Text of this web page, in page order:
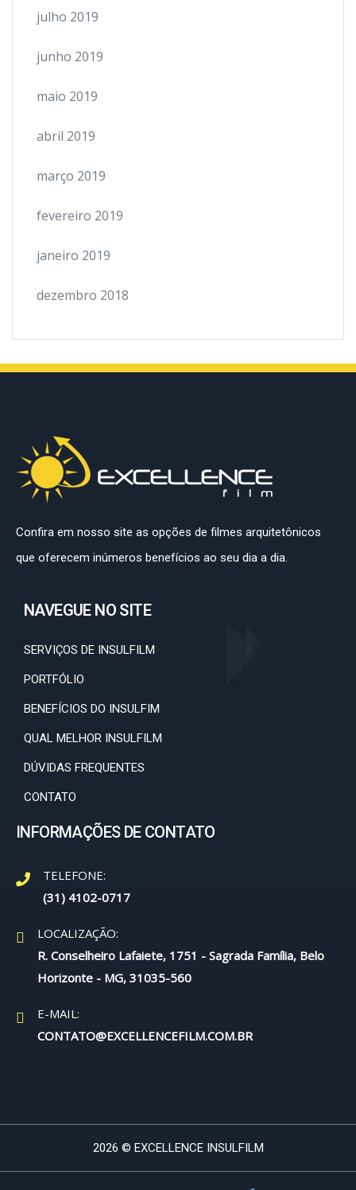
julho 2019
junho 2019
maio 2019
abril 2019
março 2019
fevereiro 2019
janeiro 2019
dezembro 2018
Confira em nosso site as opções de filmes arquitetônicos
que oferecem inúmeros benefícios ao seu dia a dia.
NAVEGUE NO SITE
SERVIÇOS DE INSULFILM
PORTFÓLIO
BENEFÍCIOS DO INSULFIM
QUAL MELHOR INSULFILM
DÚVIDAS FREQUENTES
CONTATO
INFORMAÇÕES DE CONTATO
TELEFONE:
(31) 4102-0717
LOCALIZAÇÃO:
R. Conselheiro Lafaiete, 1751 - Sagrada Família, Belo
Horizonte - MG, 31035-560
E-MAIL:
CONTATO@EXCELLENCEFILM.COM.BR
2026 © EXCELLENCE INSULFILM